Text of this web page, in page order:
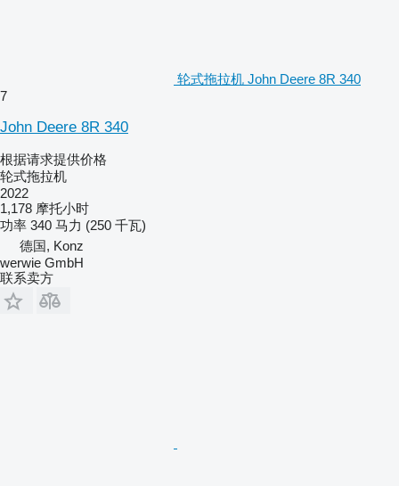
轮式拖拉机 John Deere 8R 340
7
John Deere 8R 340
根据请求提供价格
轮式拖拉机
2022
1,178 摩托小时
功率 340 马力 (250 千瓦)
德国, Konz
werwie GmbH
联系卖方